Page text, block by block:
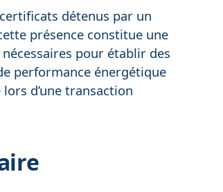
détenus par un
présence constitue une
pour établir des
performance énergétique
d’une transaction